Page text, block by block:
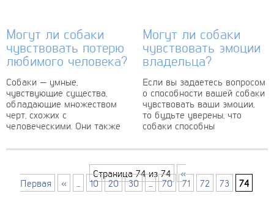
Могут ли собаки
чувствовать потерю
любимого человека?
Собаки — умные,
чувствующие существа,
обладающие множеством
черт, схожих с
человеческими. Они также
исследований, результаты
впечатляющими. Наши
«гаврики» эмоциональны,
умны...
Могут ли собаки
чувствовать эмоции
владельца?
Если вы задаетесь вопросом
о способности вашей собаки
чувствовать ваши эмоции,
то будьте уверены, что
собаки способны
чувствовать невероятные
Страница 74 из 74
«
Первая « 10 20 30 ... 70 71 72 73 74